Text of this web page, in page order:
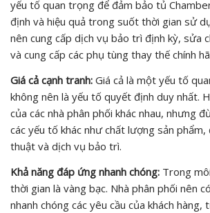
yếu tố quan trọng để đảm bảo tủ
định và hiệu quả trong suốt thời gian sử
nên cung cấp dịch vụ bảo trì định kỳ, sửa
và cung cấp các phụ tùng thay thế chính
Giá cả cạnh tranh: Giá cả là một yếu tố
không nên là yếu tố quyết định duy nhất.
của các nhà phân phối khác nhau, nhưng
các yếu tố khác như chất lượng sản
thuật và dịch vụ bảo trì.
Khả năng đáp ứng nhanh chóng: Trong
thời gian là vàng bạc. Nhà phân phối nên
nhanh chóng các yêu cầu của khách